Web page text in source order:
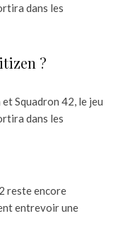
dans les
?
Squadron 42, le jeu
dans les
reste encore
entrevoir une